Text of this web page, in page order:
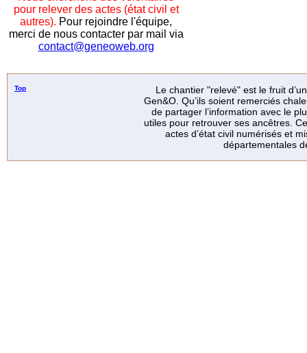
pour relever des actes (état civil et
autres). Pour rejoindre l'équipe,
merci de nous contacter par mail via
contact@geneoweb.org
Top
Le chantier "relevé" est le fruit
Gen&O. Qu’ils soient remerciés
de partager l’information avec le
utiles pour retrouver ses ancêtres.
actes d’état civil numérisés et
départementales